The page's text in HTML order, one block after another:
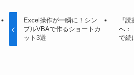
Excel操作が一瞬に！シン
プルVBAで作るショートカ
ット3選
『
へ：
で続